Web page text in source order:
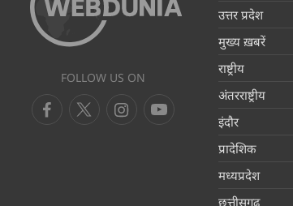
FOLLOW US ON
उत्तर प्रदेश
मुख्य ख़बरें
राष्ट्रीय
अंतरराष्ट्रीय
इंदौर
प्रादेशिक
मध्यप्रदेश
छत्तीसगढ़